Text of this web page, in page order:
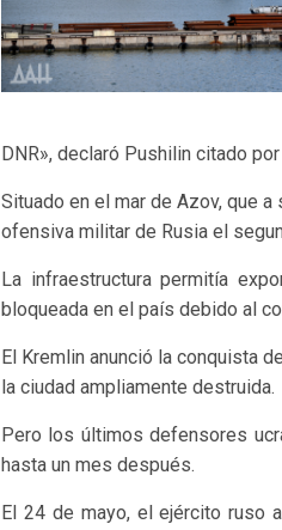
DNR», declaró Pushilin citado
Situado en el mar de Azov, que
ofensiva militar de Rusia el
La infraestructura permitía
bloqueada en el país debido al
El Kremlin anunció la conquista
la ciudad ampliamente destruida.
Pero los últimos defensores
hasta un mes después.
El 24 de mayo, el ejército ruso